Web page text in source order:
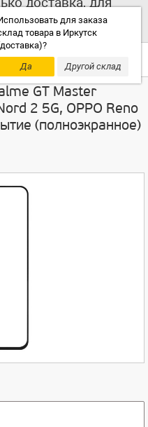
для заказа
товара в Иркутск
Да
Другой склад
выбирайте
другой склад!
GT Master
2 5G, OPPO Reno
(полноэкранное)